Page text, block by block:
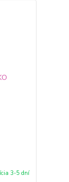
3-5 dní